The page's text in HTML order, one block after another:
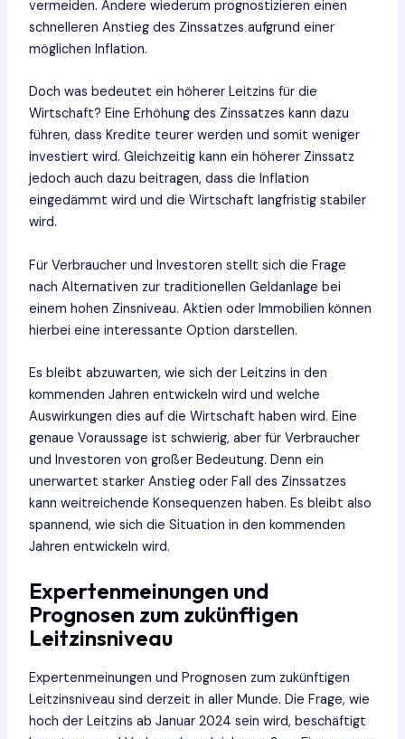
vermeiden. Andere wiederum prognostizieren einen
schnelleren Anstieg des Zinssatzes aufgrund einer
möglichen Inflation.
Doch was bedeutet ein höherer Leitzins für die
Wirtschaft? Eine Erhöhung des Zinssatzes kann dazu
führen, dass Kredite teurer werden und somit weniger
investiert wird. Gleichzeitig kann ein höherer Zinssatz
jedoch auch dazu beitragen, dass die Inflation
eingedämmt wird und die Wirtschaft langfristig stabiler
wird.
Für Verbraucher und Investoren stellt sich die Frage
nach Alternativen zur traditionellen Geldanlage bei
einem hohen Zinsniveau. Aktien oder Immobilien können
hierbei eine interessante Option darstellen.
Es bleibt abzuwarten, wie sich der Leitzins in den
kommenden Jahren entwickeln wird und welche
Auswirkungen dies auf die Wirtschaft haben wird. Eine
genaue Voraussage ist schwierig, aber für Verbraucher
und Investoren von großer Bedeutung. Denn ein
unerwartet starker Anstieg oder Fall des Zinssatzes
kann weitreichende Konsequenzen haben. Es bleibt also
spannend, wie sich die Situation in den kommenden
Jahren entwickeln wird.
Expertenmeinungen und
Prognosen zum zukünftigen
Leitzinsniveau
Expertenmeinungen und Prognosen zum zukünftigen
Leitzinsniveau sind derzeit in aller Munde. Die Frage, wie
hoch der Leitzins ab Januar 2024 sein wird, beschäftigt